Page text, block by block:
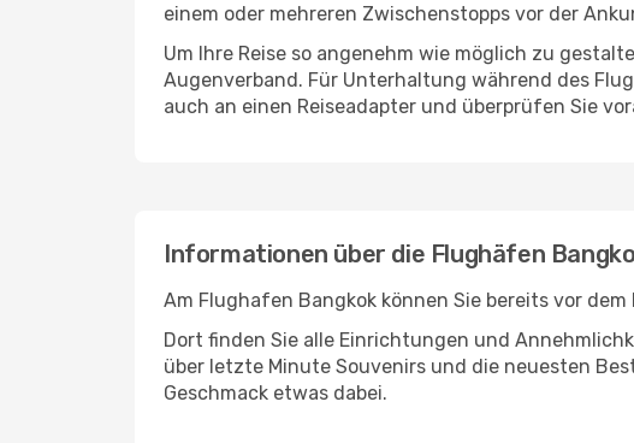
einem oder mehreren Zwischenstopps vor der
Um Ihre Reise so angenehm wie möglich zu
Augenverband. Für Unterhaltung während des
auch an einen Reiseadapter und überprüfen Sie
Informationen über die Flughäfen
Am Flughafen Bangkok können Sie bereits vor
Dort finden Sie alle Einrichtungen und
über letzte Minute Souvenirs und die neuesten
Geschmack etwas dabei.